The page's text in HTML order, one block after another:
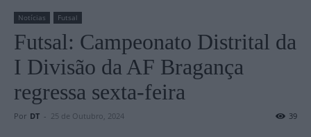
Notícias Futsal
Futsal: Campeonato Distrital da
I Divisão da AF Bragança
regressa sexta-feira
Por DT - 25 de Outubro, 2024 39